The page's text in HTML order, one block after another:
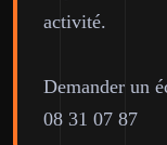
activité.
Demander un
08 31 07 87